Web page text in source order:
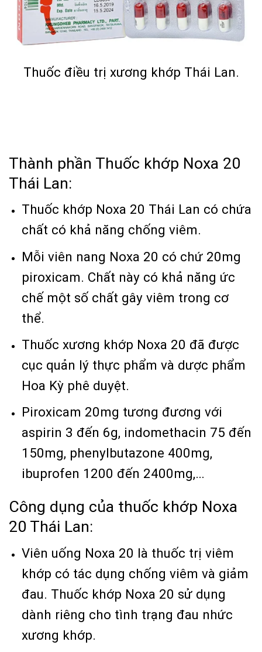
Thuốc điều trị xương khớp Thái Lan.
Thành phần Thuốc khớp Noxa 20
Thái Lan:
Thuốc khớp Noxa 20 Thái Lan có chứa
chất có khả năng chống viêm.
Mỗi viên nang Noxa 20 có chứ 20mg
piroxicam. Chất này có khả năng ức
chế một số chất gây viêm trong cơ
thể.
Thuốc xương khớp Noxa 20 đã được
cục quản lý thực phẩm và dược phẩm
Hoa Kỳ phê duyệt.
Piroxicam 20mg tương đương với
aspirin 3 đến 6g, indomethacin 75 đến
150mg, phenylbutazone 400mg,
ibuprofen 1200 đến 2400mg,…
Công dụng của thuốc khớp Noxa
20 Thái Lan:
Viên uống Noxa 20 là thuốc trị viêm
khớp có tác dụng chống viêm và giảm
đau. Thuốc khớp Noxa 20 sử dụng
dành riêng cho tình trạng đau nhức
xương khớp.